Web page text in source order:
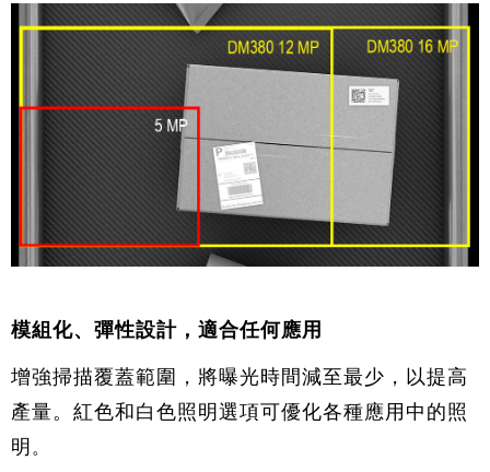
模組化、彈性設計，適合任何應用
增強掃描覆蓋範圍，將曝光時間減至最少，以提高
產量。紅色和白色照明選項可優化各種應用中的照
明 。